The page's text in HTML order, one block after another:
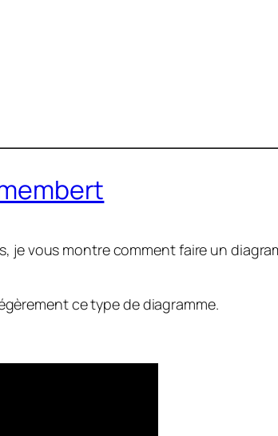
je vous montre comment faire un
ce type de diagramme.